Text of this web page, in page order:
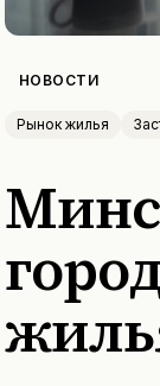
НОВОСТИ
Рынок жилья